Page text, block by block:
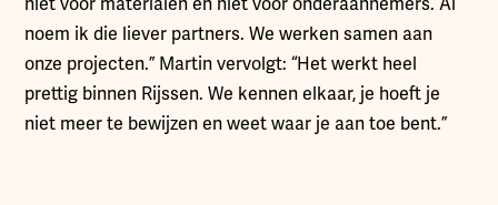
niet voor materialen en niet voor onderaannemers. Al
noem ik die liever partners. We werken samen aan
onze projecten.” Martin vervolgt: “Het werkt heel
prettig binnen Rijssen. We kennen elkaar, je hoeft je
niet meer te bewijzen en weet waar je aan toe bent.”